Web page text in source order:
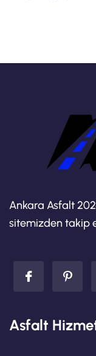
Ankara Asfalt
sitemizden takip
Asfalt